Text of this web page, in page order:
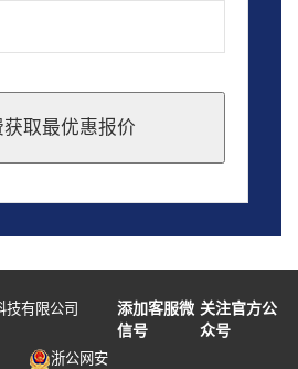
获取最优惠报价
技有限公司
添加客服微
信号
关注官方公
众号
浙公网安